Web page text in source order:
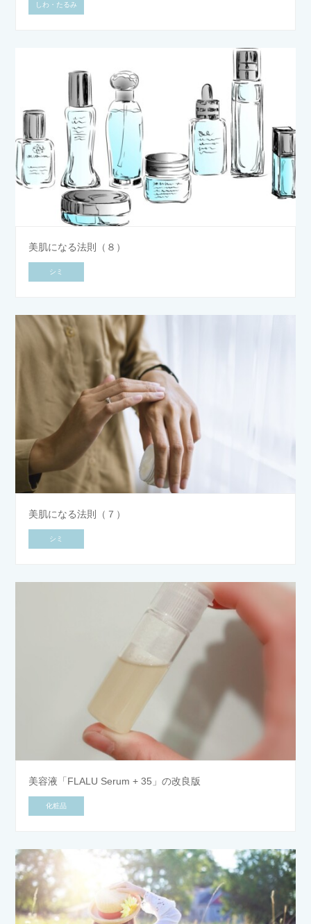
しわ・たるみ
美肌になる法則（８）
シミ
美肌になる法則（７）
シミ
美容液「FLALU Serum + 35」の改良版
化粧品